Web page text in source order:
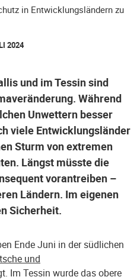
in Entwicklungsländern zu
2024
und im Tessin sind
Während
Unwettern besser
viele Entwicklungsländer
Sturm von extremen
Längst müsste die
vorantreiben –
Ländern. Im eigenen
Sicherheit.
Ende Juni in der südlichen
und
Im Tessin wurde das obere